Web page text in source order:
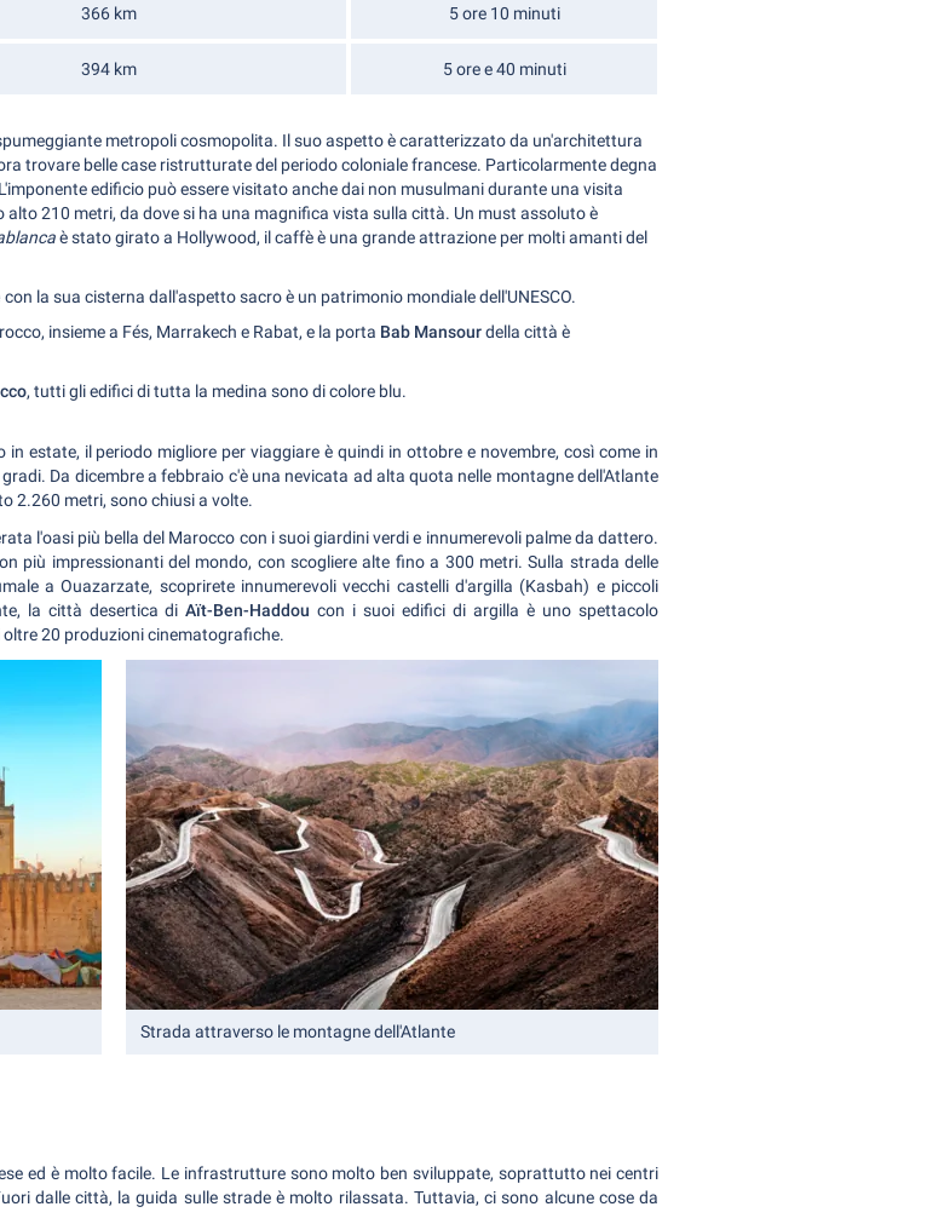
366 km 5 ore 10 minuti
394 km 5 ore e 40 minuti
metropoli cosmopolita. Il suo aspetto è caratterizzato da un'architettura
trovare belle case ristrutturate del periodo coloniale francese. Particolarmente degna
edificio può essere visitato anche dai non musulmani durante una visita
210 metri, da dove si ha una magnifica vista sulla città. Un must assoluto è
è stato girato a Hollywood, il caffè è una grande attrazione per molti amanti del
con la sua cisterna dall'aspetto sacro è un patrimonio mondiale dell'UNESCO.
insieme a Fés, Marrakech e Rabat, e la porta Bab Mansourdella città è
, tutti gli edifici di tutta la medina sono di colore blu.
estate, il periodo migliore per viaggiare è quindi in ottobre e novembre, così come in
Da dicembre a febbraio c'è una nevicata ad alta quota nelle montagne dell'Atlante
2.260 metri, sono chiusi a volte.
l'oasi più bella del Marocco con i suoi giardini verdi e innumerevoli palme da dattero.
più impressionanti del mondo, con scogliere alte fino a 300 metri. Sulla strada delle
a Ouazarzate, scoprirete innumerevoli vecchi castelli d'argilla (Kasbah) e piccoli
la città desertica diAït-Ben-Haddoucon i suoi edifici di argilla è uno spettacolo
20 produzioni cinematografiche.
Strada attraverso le montagne dell'Atlante
ed è molto facile. Le infrastrutture sono molto ben sviluppate, soprattutto nei centri
dalle città, la guida sulle strade è molto rilassata. Tuttavia, ci sono alcune cose da